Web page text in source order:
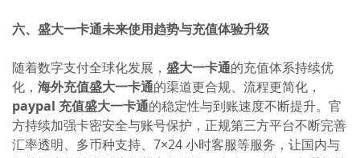
六、盛大一卡通未来使用趋势与充值体验升级
随着数字支付全球化发展， 盛大一卡通的充值体系持续优
化， 海外充值盛大一卡通的渠道更合规、流程更简化，
paypal 充值盛大一卡通的稳定性与到账速度不断提升。官
方持续加强卡密安全与账号保护，正规第三方平台不断完善
汇率透明、多币种支持、7×24 小时客服等服务，让国内与